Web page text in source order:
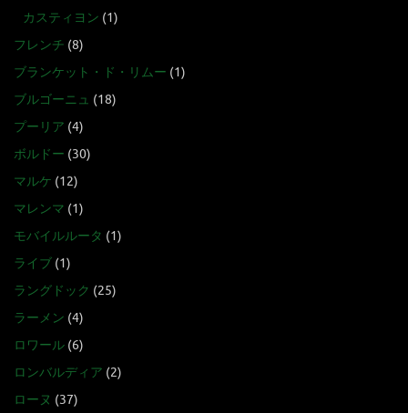
カスティヨン (1)
フレンチ (8)
ブランケット・ド・リムー (1)
ブルゴーニュ (18)
プーリア (4)
ボルドー (30)
マルケ (12)
マレンマ (1)
モバイルルータ (1)
ライブ (1)
ラングドック (25)
ラーメン (4)
ロワール (6)
ロンバルディア (2)
ローヌ (37)